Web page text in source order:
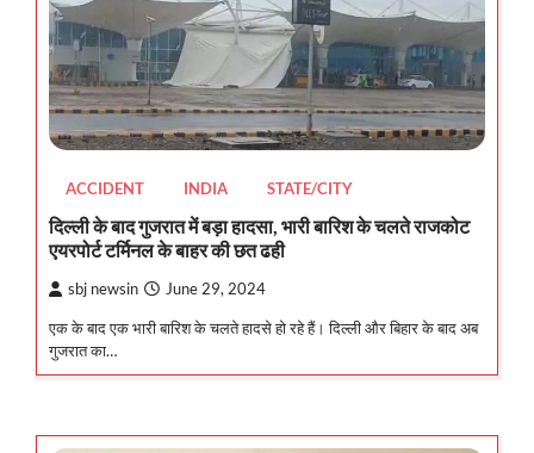
ACCIDENT INDIA STATE/CITY
दिल्ली के बाद गुजरात में बड़ा हादसा, भारी बारिश के चलते राजकोट
एयरपोर्ट टर्मिनल के बाहर की छत ढही
sbj newsin June 29, 2024
एक के बाद एक भारी बारिश के चलते हादसे हो रहे हैं। दिल्ली और बिहार के बाद अब
गुजरात का…